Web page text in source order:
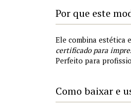
Por que este
Ele combina estética
certificado para
Perfeito para
Como baixar e